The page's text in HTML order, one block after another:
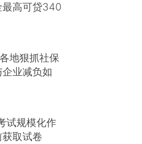
最高可贷340
地狠抓社保
业减负如
试规模化作
取试卷